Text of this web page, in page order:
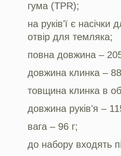
гума (TPR);
на руківʼї є
отвір для темляка;
повна довжина –
довжина клинка –
товщина клинка в
довжина руківʼя –
вага – 96 г;
до набору входять